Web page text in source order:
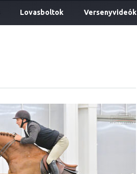
Lovasboltok Versenyvideók